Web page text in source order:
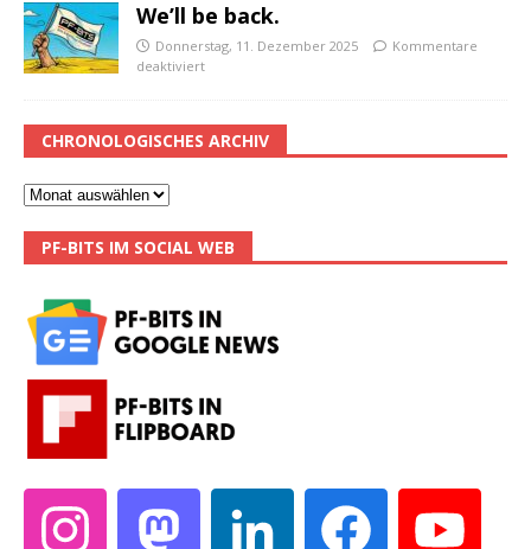
We’ll be back.
Donnerstag, 11. Dezember 2025
Kommentare
deaktiviert
CHRONOLOGISCHES ARCHIV
PF-BITS IM SOCIAL WEB